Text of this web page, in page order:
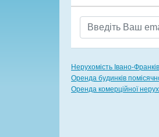
Нерухомість Івано-
Оренда будинків
Оренда комерційної